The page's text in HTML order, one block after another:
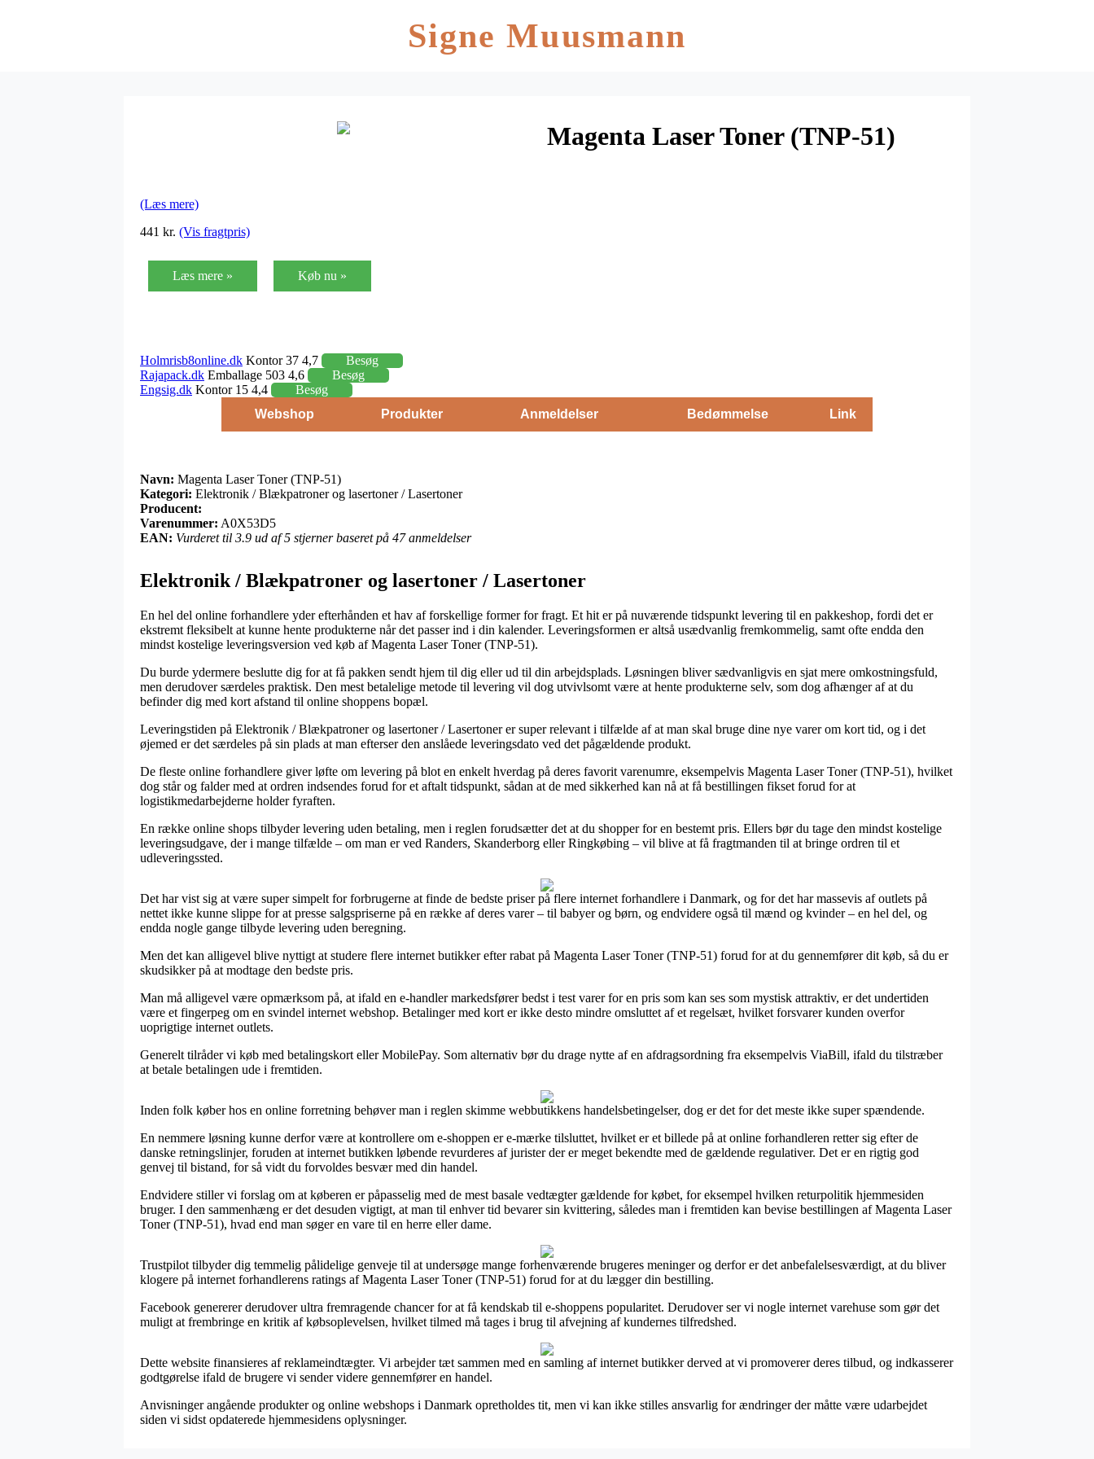
Signe Muusmann
Magenta Laser Toner (TNP-51)
(Læs mere)
441 kr. (Vis fragtpris)
Læs mere » Køb nu »
Holmrisb8online.dk Kontor 37 4,7
Besøg
Rajapack.dk Emballage 503 4,6
Besøg
Engsig.dk Kontor 15 4,4
Besøg
Webshop
Produkter Anmeldelser Bedømmelse Link
Navn: Magenta Laser Toner (TNP-51)
Kategori: Elektronik / Blækpatroner og lasertoner / Lasertoner
Producent:
Varenummer: A0X53D5
EAN: Vurderet til 3.9 ud af 5 stjerner baseret på 47 anmeldelser
Elektronik / Blækpatroner og lasertoner / Lasertoner
En hel del online forhandlere yder efterhånden et hav af forskellige former for fragt. Et hit er på nuværende tidspunkt levering til en pakkeshop, fordi det er
ekstremt fleksibelt at kunne hente produkterne når det passer ind i din kalender. Leveringsformen er altså usædvanlig fremkommelig, samt ofte endda den
mindst kostelige leveringsversion ved køb af Magenta Laser Toner (TNP-51).
Du burde ydermere beslutte dig for at få pakken sendt hjem til dig eller ud til din arbejdsplads. Løsningen bliver sædvanligvis en sjat mere omkostningsfuld,
men derudover særdeles praktisk. Den mest betalelige metode til levering vil dog utvivlsomt være at hente produkterne selv, som dog afhænger af at du
befinder dig med kort afstand til online shoppens bopæl.
Leveringstiden på Elektronik / Blækpatroner og lasertoner / Lasertoner er super relevant i tilfælde af at man skal bruge dine nye varer om kort tid, og i det
øjemed er det særdeles på sin plads at man efterser den anslåede leveringsdato ved det pågældende produkt.
De fleste online forhandlere giver løfte om levering på blot en enkelt hverdag på deres favorit varenumre, eksempelvis Magenta Laser Toner (TNP-51), hvilket
dog står og falder med at ordren indsendes forud for et aftalt tidspunkt, sådan at de med sikkerhed kan nå at få bestillingen fikset forud for at
logistikmedarbejderne holder fyraften.
En række online shops tilbyder levering uden betaling, men i reglen forudsætter det at du shopper for en bestemt pris. Ellers bør du tage den mindst kostelige
leveringsudgave, der i mange tilfælde – om man er ved Randers, Skanderborg eller Ringkøbing – vil blive at få fragtmanden til at bringe ordren til et
udleveringssted.
Det har vist sig at være super simpelt for forbrugerne at finde de bedste priser på flere internet forhandlere i Danmark, og for det har massevis af outlets på
nettet ikke kunne slippe for at presse salgspriserne på en række af deres varer – til babyer og børn, og endvidere også til mænd og kvinder – en hel del, og
endda nogle gange tilbyde levering uden beregning.
Men det kan alligevel blive nyttigt at studere flere internet butikker efter rabat på Magenta Laser Toner (TNP-51) forud for at du gennemfører dit køb, så du er
skudsikker på at modtage den bedste pris.
Man må alligevel være opmærksom på, at ifald en e-handler markedsfører bedst i test varer for en pris som kan ses som mystisk attraktiv, er det undertiden
være et fingerpeg om en svindel internet webshop. Betalinger med kort er ikke desto mindre omsluttet af et regelsæt, hvilket forsvarer kunden overfor
uoprigtige internet outlets.
Generelt tilråder vi køb med betalingskort eller MobilePay. Som alternativ bør du drage nytte af en afdragsordning fra eksempelvis ViaBill, ifald du tilstræber
at betale betalingen ude i fremtiden.
Inden folk køber hos en online forretning behøver man i reglen skimme webbutikkens handelsbetingelser, dog er det for det meste ikke super spændende.
En nemmere løsning kunne derfor være at kontrollere om e-shoppen er e-mærke tilsluttet, hvilket er et billede på at online forhandleren retter sig efter de
danske retningslinjer, foruden at internet butikken løbende revurderes af jurister der er meget bekendte med de gældende regulativer. Det er en rigtig god
genvej til bistand, for så vidt du forvoldes besvær med din handel.
Endvidere stiller vi forslag om at køberen er påpasselig med de mest basale vedtægter gældende for købet, for eksempel hvilken returpolitik hjemmesiden
bruger. I den sammenhæng er det desuden vigtigt, at man til enhver tid bevarer sin kvittering, således man i fremtiden kan bevise bestillingen af Magenta Laser
Toner (TNP-51), hvad end man søger en vare til en herre eller dame.
Trustpilot tilbyder dig temmelig pålidelige genveje til at undersøge mange forhenværende brugeres meninger og derfor er det anbefalelsesværdigt, at du bliver
klogere på internet forhandlerens ratings af Magenta Laser Toner (TNP-51) forud for at du lægger din bestilling.
Facebook genererer derudover ultra fremragende chancer for at få kendskab til e-shoppens popularitet. Derudover ser vi nogle internet varehuse som gør det
muligt at frembringe en kritik af købsoplevelsen, hvilket tilmed må tages i brug til afvejning af kundernes tilfredshed.
Dette website finansieres af reklameindtægter. Vi arbejder tæt sammen med en samling af internet butikker derved at vi promoverer deres tilbud, og indkasserer
godtgørelse ifald de brugere vi sender videre gennemfører en handel.
Anvisninger angående produkter og online webshops i Danmark opretholdes tit, men vi kan ikke stilles ansvarlig for ændringer der måtte være udarbejdet
siden vi sidst opdaterede hjemmesidens oplysninger.